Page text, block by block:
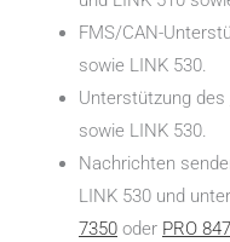
FMS/CAN-
sowie LINK 530.
Unterstützung des
sowie LINK 530.
Nachrichten
LINK 530 und
7350 oder PRO